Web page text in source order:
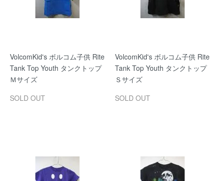
VolcomKid's ボルコム子供 Rite
Tank Top Youth タンクトップ
Ｍサイズ
SOLD OUT
VolcomKid's ボルコム子供 Rite
Tank Top Youth タンクトップ
Ｓサイズ
SOLD OUT